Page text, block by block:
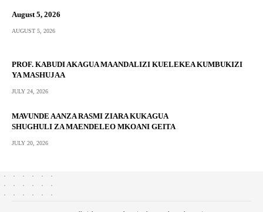
August 5, 2026
AUGUST 5, 2026
PROF. KABUDI AKAGUA MAANDALIZI KUELEKEA KUMBUKIZI
YA MASHUJAA
JULY 24, 2026
MAVUNDE AANZA RASMI ZIARA KUKAGUA
SHUGHULI ZA MAENDELEO MKOANI GEITA
JULY 20, 2026